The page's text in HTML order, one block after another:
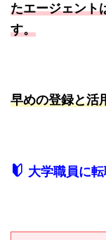
たエージェント
す。
早めの登録と活
大学職員に